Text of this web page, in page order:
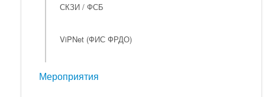
СКЗИ / ФСБ
ViPNet (ФИС ФРДО)
Мероприятия